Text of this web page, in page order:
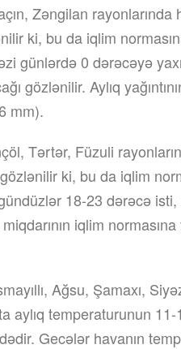
Zəngilan rayonlarında
ki, bu da iqlim
günlərdə 0 dərəcəyə
gözlənilir. Aylıq
mm).
Tərtər, Füzuli
ki, bu da iqlim
18-23 dərəcə
iqlim normasına
Ağsu, Şamaxı,
aylıq temperaturunun
Gecələr havanın